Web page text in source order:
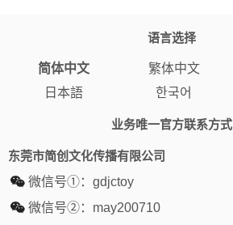
语言选择
简体中文 繁体中文
日本語
한국어
业务唯一官方联系方式
东莞市简创文化传播有限公司
微信号①： gdjctoy
微信号②： may200710